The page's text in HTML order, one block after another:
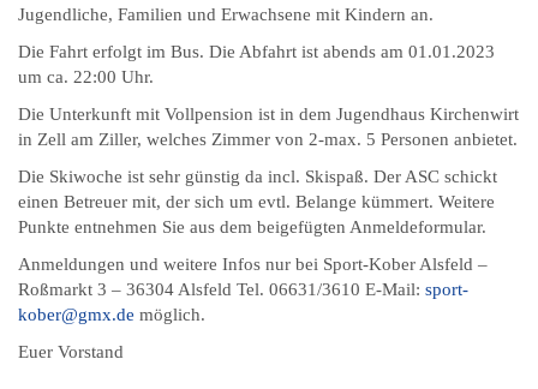
Jugendliche, Familien und Erwachsene mit Kindern an.
Die Fahrt erfolgt im Bus. Die Abfahrt ist abends am 01.01.2023
um ca. 22:00 Uhr.
Die Unterkunft mit Vollpension ist in dem Jugendhaus Kirchenwirt
in Zell am Ziller, welches Zimmer von 2-max. 5 Personen anbietet.
Die Skiwoche ist sehr günstig da incl. Skispaß. Der ASC schickt
einen Betreuer mit, der sich um evtl. Belange kümmert. Weitere
Punkte entnehmen Sie aus dem beigefügten Anmeldeformular.
Anmeldungen und weitere Infos nur bei Sport-Kober Alsfeld –
Roßmarkt 3 – 36304 Alsfeld Tel. 06631/3610 E-Mail: sport-
kober@gmx.de möglich.
Euer Vorstand